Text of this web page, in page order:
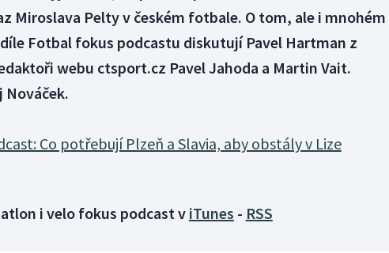
Miroslava Pelty v českém fotbale. O tom, ale i mnohém
Fotbal fokus podcastu diskutují Pavel Hartman z
webu ctsport.cz Pavel Jahoda a Martin Vait.
Nováček.
Co potřebují Plzeň a Slavia, aby obstály v Lize
i velo fokus podcast viTunes - RSS